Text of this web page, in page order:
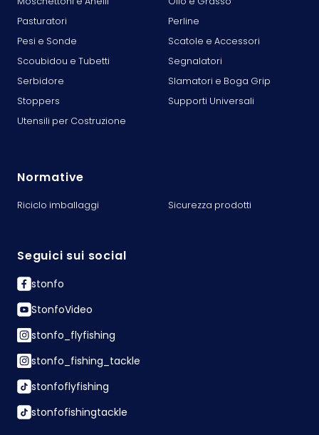
Pasturatori
Perline
Pesi e Sonde
Scatole e Accessori
Scoubidou e Tubetti
Segnalatori
Serbidore
Slamatori e Boga Grip
Stoppers
Supporti Universali
Utensili per Costruzione
Normative
Riciclo imballaggi Sicurezza prodotti
Seguici sui social
stonfo
StonfoVideo
stonfo_flyfishing
stonfo_fishing_tackle
stonfoflyfishing
stonfofishingtackle